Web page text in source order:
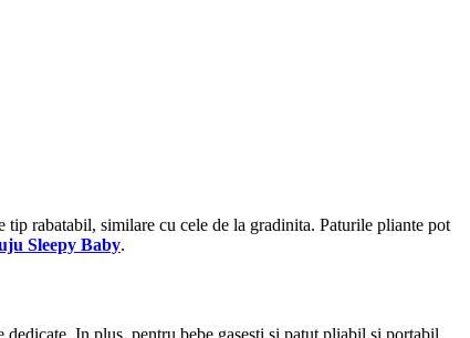
rabatabil, similare cu cele de la gradinita. Paturile pliante pot
Sleepy Baby.
In plus, pentru bebe gasesti si patut pliabil si portabil